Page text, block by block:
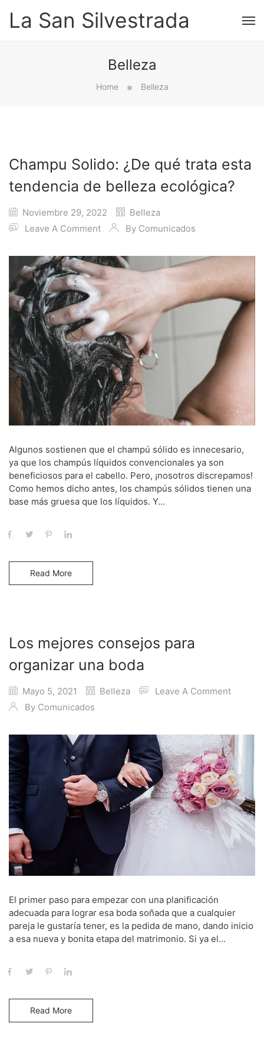
La San Silvestrada
Belleza
Home Belleza
Champu Solido: ¿De qué trata esta
tendencia de belleza ecológica?
Noviembre 29, 2022
Belleza
Leave A Comment
By Comunicados
Algunos sostienen que el champú sólido es innecesario,
ya que los champús líquidos convencionales ya son
beneficiosos para el cabello. Pero, ¡nosotros discrepamos!
Como hemos dicho antes, los champús sólidos tienen una
base más gruesa que los líquidos. Y...
Read More
Los mejores consejos para
organizar una boda
Mayo 5, 2021 Belleza
Leave A Comment
By Comunicados
El primer paso para empezar con una planificación
adecuada para lograr esa boda soñada que a cualquier
pareja le gustaría tener, es la pedida de mano, dando inicio
a esa nueva y bonita etapa del matrimonio. Si ya el...
Read More